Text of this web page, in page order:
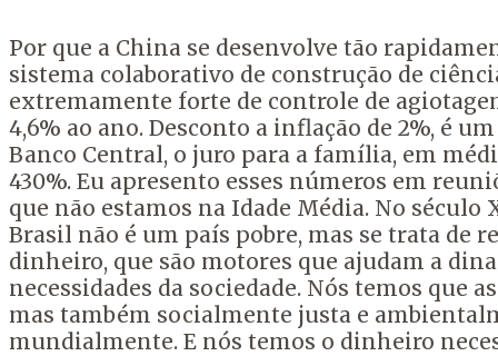
Por que a China se desenvolve tão
sistema colaborativo de construção de
extremamente forte de controle de
4,6% ao ano. Desconto a inflação de 2%, é
Banco Central, o juro para a família, em
430%. Eu apresento esses números em
que não estamos na Idade Média. No
Brasil não é um país pobre, mas se trata de
dinheiro, que são motores que ajudam a
necessidades da sociedade. Nós temos que
mas também socialmente justa e
mundialmente. E nós temos o dinheiro